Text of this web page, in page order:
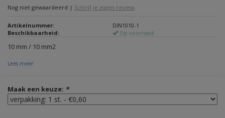
Nog niet gewaardeerd | Schrijf je eigen review
Artikelnummer:
DIN1010-1
Beschikbaarheid:
Op voorraad
10 mm / 10 mm2
Lees meer
Maak een keuze: *